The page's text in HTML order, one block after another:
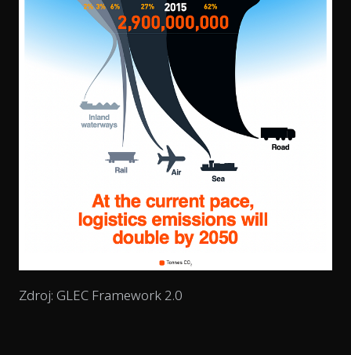
Zdroj: GLEC Framework 2.0